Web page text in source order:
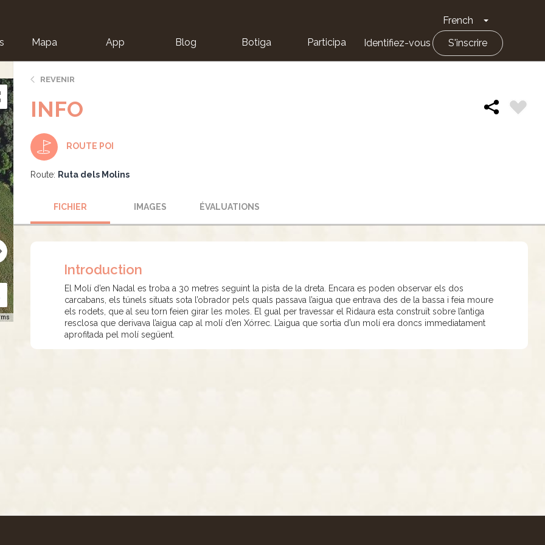
French Toggle
Mapa App Blog Botiga Participa Identifiez-vous S'inscrire
REVENIR
INFO
ROUTE POI
Route: Ruta dels Molins
FICHIER IMAGES ÉVALUATIONS
Introduction
El Molí d’en Nadal es troba a 30 metres seguint la pista de la dreta. Encara es poden observar els dos
carcabans, els túnels situats sota l’obrador pels quals passava l’aigua que entrava des de la bassa i feia moure
els rodets, que al seu torn feien girar les moles. El gual per travessar el Ridaura esta construït sobre l’antiga
resclosa que derivava l’aigua cap al molí d’en Xórrec. L’aigua que sortia d’un molí era doncs immediatament
aprofitada pel molí següent.